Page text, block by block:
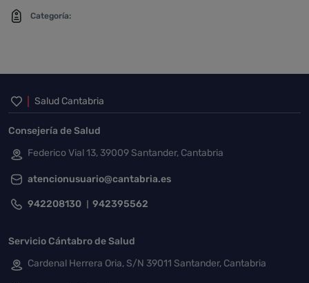
Categoría:
Inicio del pie de página
Salud Cantabria
Consejería de Salud
Federico Vial 13, 39009 Santander, Cantabria
atencionusuario@cantabria.es
942208130 942395562
Servicio Cántabro de Salud
Cardenal Herrera Oria, S/N 39011 Santander, Cantabria